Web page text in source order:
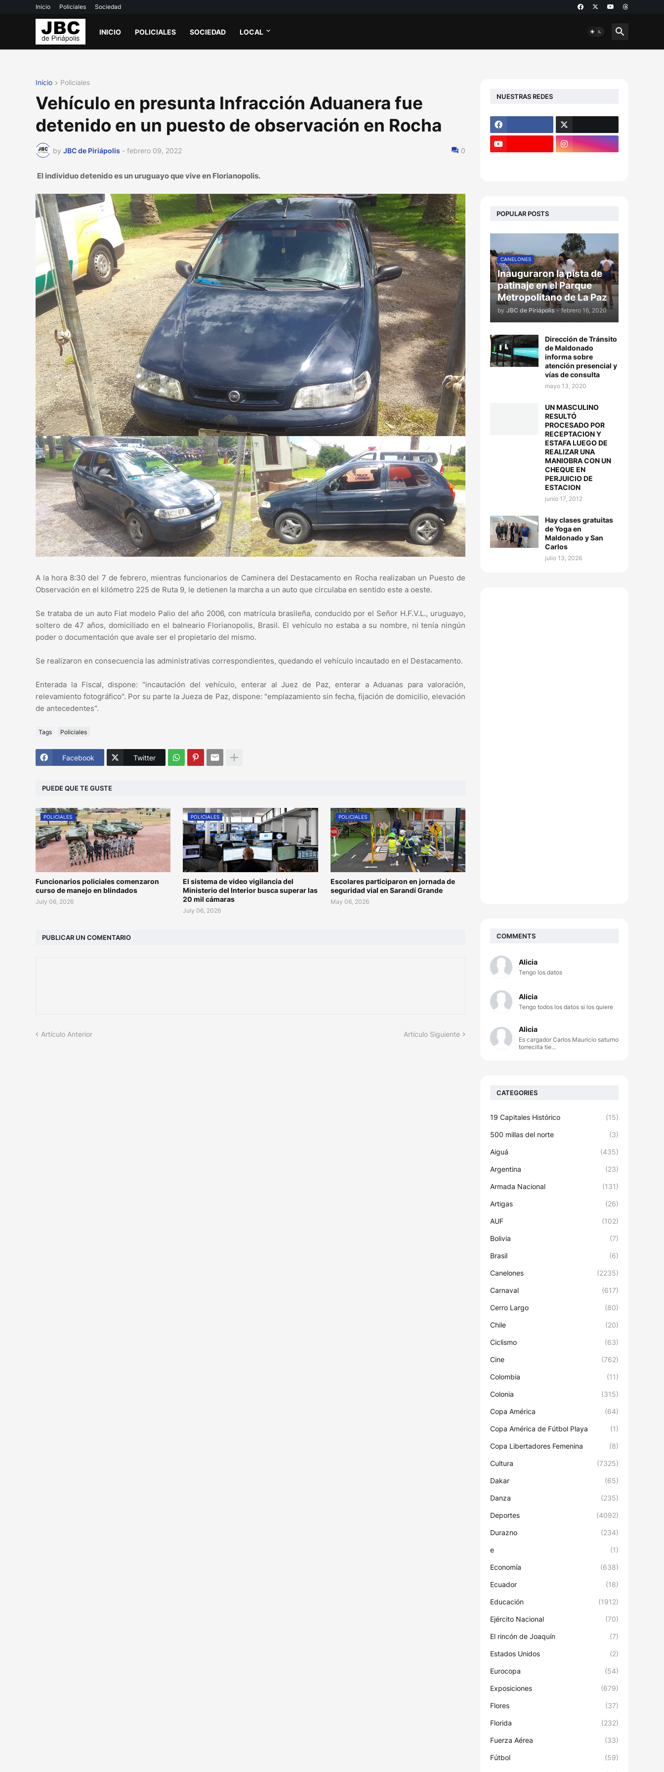
Inicio Policiales Sociedad
INICIO POLICIALES SOCIEDAD LOCAL
Inicio Policiales
Vehículo en presunta Infracción Aduanera fue
detenido en un puesto de observación en Rocha
by JBC de Piriápolis - febrero 09, 2022 0
El individuo detenido es un uruguayo que vive en Florianopolis.
A la hora 8:30 del 7 de febrero, mientras funcionarios de Caminera del Destacamento en Rocha realizaban un Puesto de
Observación en el kilómetro 225 de Ruta 9, le detienen la marcha a un auto que circulaba en sentido este a oeste.
Se trataba de un auto Fiat modelo Palio del año 2006, con matrícula brasileña, conducido por el Señor H.F.V.L., uruguayo,
soltero de 47 años, domiciliado en el balneario Florianopolis, Brasil. El vehículo no estaba a su nombre, ni tenía ningún
poder o documentación que avale ser el propietario del mismo.
Se realizaron en consecuencia las administrativas correspondientes, quedando el vehículo incautado en el Destacamento.
Enterada la Fiscal, dispone: "incautación del vehículo, enterar al Juez de Paz, enterar a Aduanas para valoración,
relevamiento fotográfico". Por su parte la Jueza de Paz, dispone: "emplazamiento sin fecha, fijación de domicilio, elevación
de antecedentes".
Tags Policiales
Facebook Twitter
PUEDE QUE TE GUSTE
POLICIALES
Funcionarios policiales comenzaron
curso de manejo en blindados
July 06, 2026
POLICIALES
El sistema de video vigilancia del
Ministerio del Interior busca superar las
20 mil cámaras
July 06, 2026
POLICIALES
Escolares participaron en jornada de
seguridad vial en Sarandí Grande
May 06, 2026
PUBLICAR UN COMENTARIO
Artículo Anterior Artículo Siguiente
NUESTRAS REDES
POPULAR POSTS
CANELONES
Inauguraron la pista de
patinaje en el Parque
Metropolitano de La Paz
by JBC de Piriápolis - febrero 16, 2020
Dirección de Tránsito
de Maldonado
informa sobre
atención presencial y
vías de consulta
mayo 13, 2020
UN MASCULINO
RESULTÓ
PROCESADO POR
RECEPTACION Y
ESTAFA LUEGO DE
REALIZAR UNA
MANIOBRA CON UN
CHEQUE EN
PERJUICIO DE
ESTACION
junio 17, 2012
Hay clases gratuitas
de Yoga en
Maldonado y San
Carlos
julio 13, 2026
COMMENTS
Alicia
Tengo los datos
Alicia
Tengo todos los datos si los quiere
Alicia
Es cargador Carlos Mauricio saturno
torrecilla tie...
CATEGORIES
19 Capitales Histórico (15)
500 millas del norte (3)
Aiguá (435)
Argentina (23)
Armada Nacional (131)
Artigas (26)
AUF (102)
Bolivia (7)
Brasil (6)
Canelones (2235)
Carnaval (617)
Cerro Largo (80)
Chile (20)
Ciclismo (63)
Cine (762)
Colombia (11)
Colonia (315)
Copa América (64)
Copa América de Fútbol Playa (1)
Copa Libertadores Femenina (8)
Cultura (7325)
Dakar (65)
Danza (235)
Deportes (4092)
Durazno (234)
e (1)
Economía (638)
Ecuador (18)
Educación (1912)
Ejército Nacional (70)
El rincón de Joaquín (7)
Estados Unidos (2)
Eurocopa (54)
Exposiciones (679)
Flores (37)
Florida (232)
Fuerza Aérea (33)
Fútbol (59)